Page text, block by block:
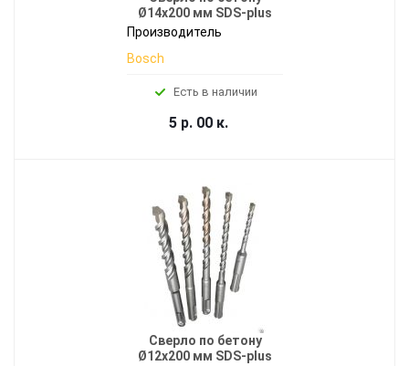
Ø14x200 мм SDS-plus
Производитель
Bosch
Есть в наличии
5 р. 00 к.
Сверло по бетону
Ø12x200 мм SDS-plus